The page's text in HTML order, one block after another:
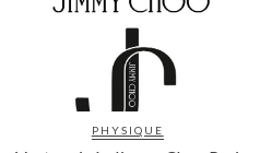
PHYSIQUE